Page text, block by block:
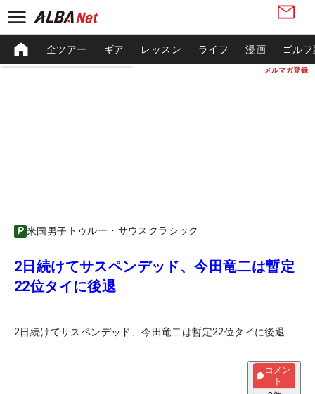
メルマガ登録
全ツアー ギア レッスン ライフ 漫画 ゴル
米国男子 トゥルー・サウスクラシック
2日続けてサスペンデッド、今田竜二は暫定
22位タイに後退
2日続けてサスペンデッド、今田竜二は暫定22位タイに後退
コメン
ト